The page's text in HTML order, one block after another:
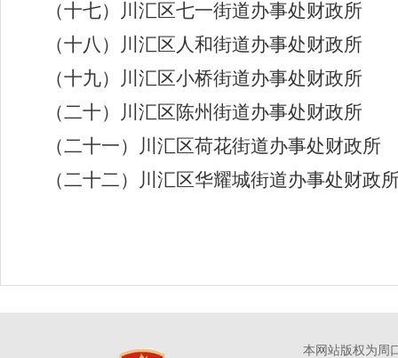
（十七）川汇区七一街道办事处财政所
（十八）川汇区人和街道办事处财政所
（十九）川汇区小桥街道办事处财政所
（二十）川汇区陈州街道办事处财政所
（二十一）川汇区荷花街道办事处财政所
（二十二）川汇区华耀城街道办事处财政
本网站版权为周